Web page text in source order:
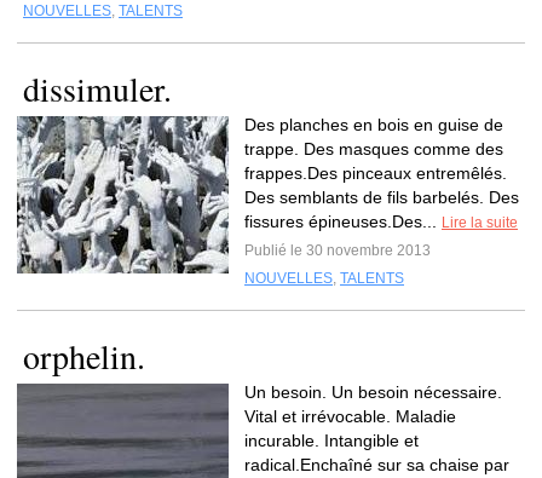
NOUVELLES, TALENTS
dissimuler.
Des planches en bois en guise de
trappe. Des masques comme des
frappes.Des pinceaux entremêlés.
Des semblants de fils barbelés. Des
fissures épineuses.Des...
Lire la suite
Publié le 30 novembre 2013
NOUVELLES, TALENTS
orphelin.
Un besoin. Un besoin nécessaire.
Vital et irrévocable. Maladie
incurable. Intangible et
radical.Enchaîné sur sa chaise par